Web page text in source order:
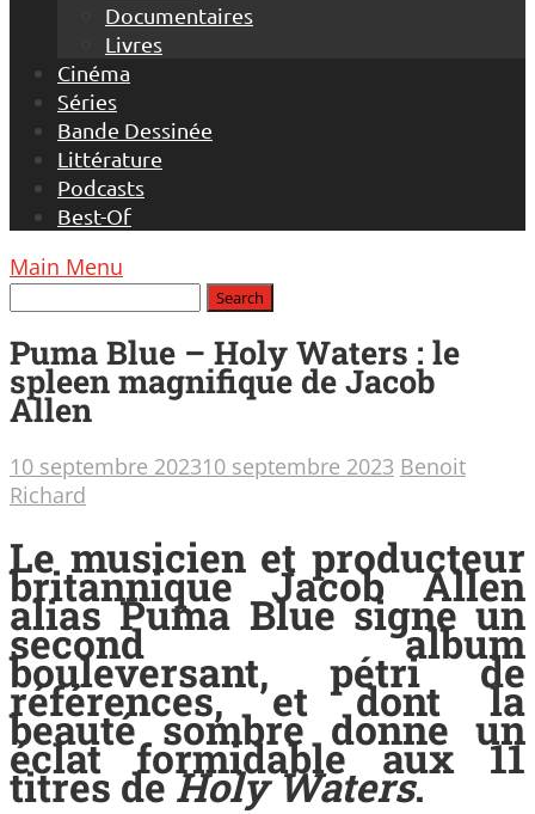
Documentaires
Livres
Cinéma
Séries
Bande Dessinée
Littérature
Podcasts
Best-Of
Main Menu
Puma Blue – Holy Waters : le
spleen magnifique de Jacob
Allen
10 septembre 202310 septembre 2023 Benoit
Richard
Le musicien et producteur
britannique Jacob Allen
alias Puma Blue signe un
second album
bouleversant, pétri de
références, et dont la
beauté sombre donne un
éclat formidable aux 11
titres deHoly Waters.